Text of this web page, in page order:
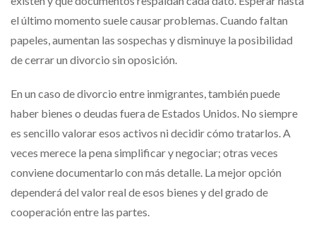
el último momento suele causar problemas. Cuando faltan
papeles, aumentan las sospechas y disminuye la posibilidad
de cerrar un divorcio sin oposición.
En un caso de divorcio entre inmigrantes, también puede
haber bienes o deudas fuera de Estados Unidos. No siempre
es sencillo valorar esos activos ni decidir cómo tratarlos. A
veces merece la pena simplificar y negociar; otras veces
conviene documentarlo con más detalle. La mejor opción
dependerá del valor real de esos bienes y del grado de
cooperación entre las partes.